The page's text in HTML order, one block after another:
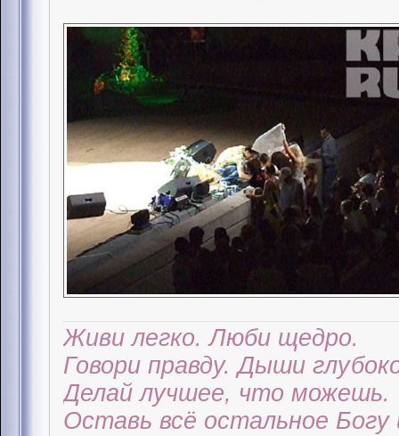
Живи легко. Люби щедро.
Говори правду. Дыши
Делай лучшее, что можешь.
Оставь всё остальное Богу